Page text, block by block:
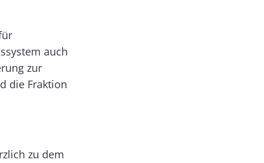
auch
zur
die Fraktion
zu dem